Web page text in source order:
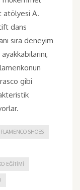
atölyesi A.
dans
sıra deneyim
gibi
FLAMENCO SHOES
EĞITIMI